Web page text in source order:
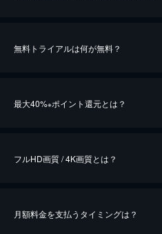
無料トライアルは何が無料？
最大40%※ポイント還元とは？
※40％ポイント還元の対象は、クレジットカー
フルHD画質 / 4K画質とは？
月額料金を支払うタイミングは？